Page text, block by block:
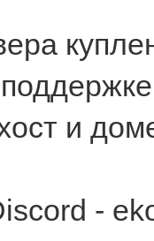
и
-